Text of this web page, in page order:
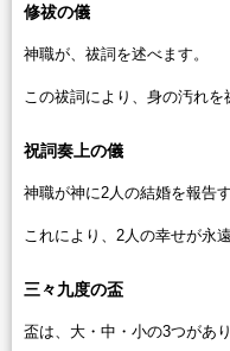
修祓の儀
神職が、祓詞を述べます。
この祓詞により、身の汚れを
祝詞奏上の儀
神職が神に2人の結婚を報告
これにより、2人の幸せが永
三々九度の盃
盃は、大・中・小の3つがあ